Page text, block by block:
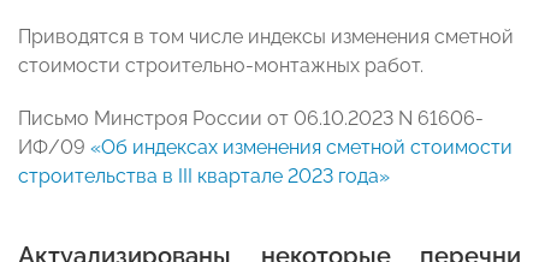
Приводятся в том числе индексы изменения сметной
стоимости строительно-монтажных работ.
Письмо Минстроя России от 06.10.2023 N 61606-
ИФ/09 «Об индексах изменения сметной стоимости
строительства в III квартале 2023 года»